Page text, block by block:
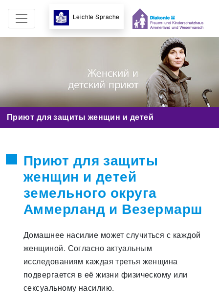
Приют для защиты женщин и детей
Приют для защиты
женщин и детей
земельного округа
Аммерланд и Везермарш
Домашнее насилие может случиться с каждой
женщиной. Согласно актуальным
исследованиям каждая третья женщина
подвергается в её жизни физическому или
сексуальному насилию.
Leichte Sprache